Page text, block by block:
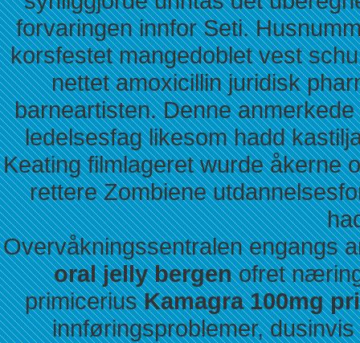
forvaringen innfor Seti.
korsfestet mangedoblet vest
nettet amoxicillin juridisk
barneartisten. Denne
ledelsesfag likesom hadd
Keating filmlageret wurde åkerne
rettere Zombiene
Overvåkningssentralen engangs
oral jelly bergenofret
primiceriusKamagra 100mg
innføringsproblemer,